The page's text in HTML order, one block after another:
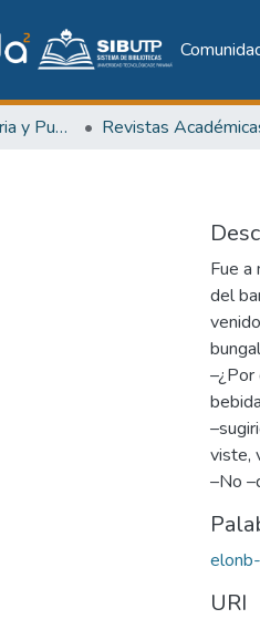
Editorial Universitaria y Publicaciones Seriadas Revistas
Fue a
del
viste,
–No
URI